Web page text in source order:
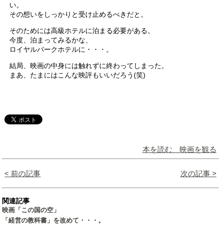
い。
その想いをしっかりと受け止めるべきだと。
そのためには高級ホテルに泊まる必要がある。
今度、泊まってみるかな、
ロイヤルパークホテルに・・・。
結局、映画の中身には触れずに終わってしまった。
まあ、たまにはこんな映評もいいだろう(笑)
本を読む 映画を観る
< 前の記事 次の記事 >
関連記事
映画「この国の空」
「経営の教科書」を改めて・・・。